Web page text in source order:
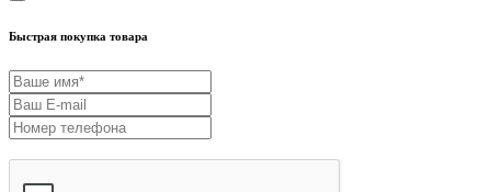
Быстрая покупка товара